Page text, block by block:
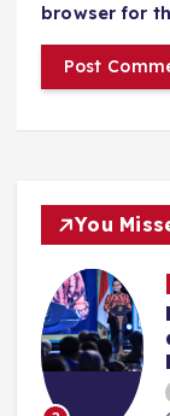
browser for
You